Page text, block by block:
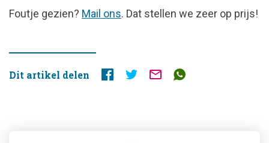
FOUTJE
GEZIEN?
Foutje gezien? Mail ons. Dat stellen we zeer op prijs!
Dit artikel delen